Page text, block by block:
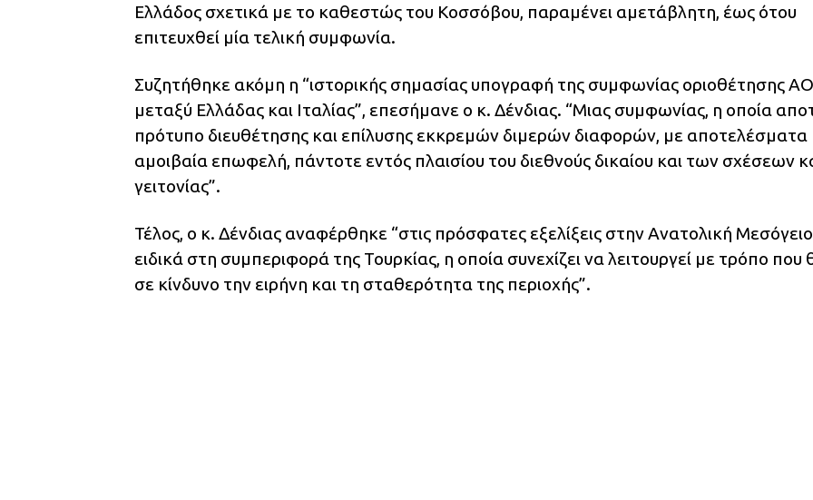
Ελλάδος σχετικά με το καθεστώς του Κοσσόβου, παραμένει αμετάβλητη, έως ότου
επιτευχθεί μία τελική συμφωνία.
Συζητήθηκε ακόμη η “ιστορικής σημασίας υπογραφή της συμφωνίας οριοθέτησης
μεταξύ Ελλάδας και Ιταλίας”, επεσήμανε ο κ. Δένδιας. “Μιας συμφωνίας, η οποία
πρότυπο διευθέτησης και επίλυσης εκκρεμών διμερών διαφορών, με αποτελέσματα
αμοιβαία επωφελή, πάντοτε εντός πλαισίου του διεθνούς δικαίου και των σχέσεων
γειτονίας”.
Τέλος, ο κ. Δένδιας αναφέρθηκε “στις πρόσφατες εξελίξεις στην Ανατολική
ειδικά στη συμπεριφορά της Τουρκίας, η οποία συνεχίζει να λειτουργεί με τρόπο που
σε κίνδυνο την ειρήνη και τη σταθερότητα της περιοχής”.